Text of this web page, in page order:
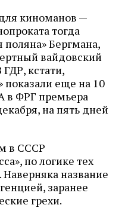
киноманов —
тогда
поляна» Бергмана,
вайдовский
кстати,
показали еще на 10
в ФРГ премьера
на пять дней
в СССР
по логике тех
название
заранее
грехи.